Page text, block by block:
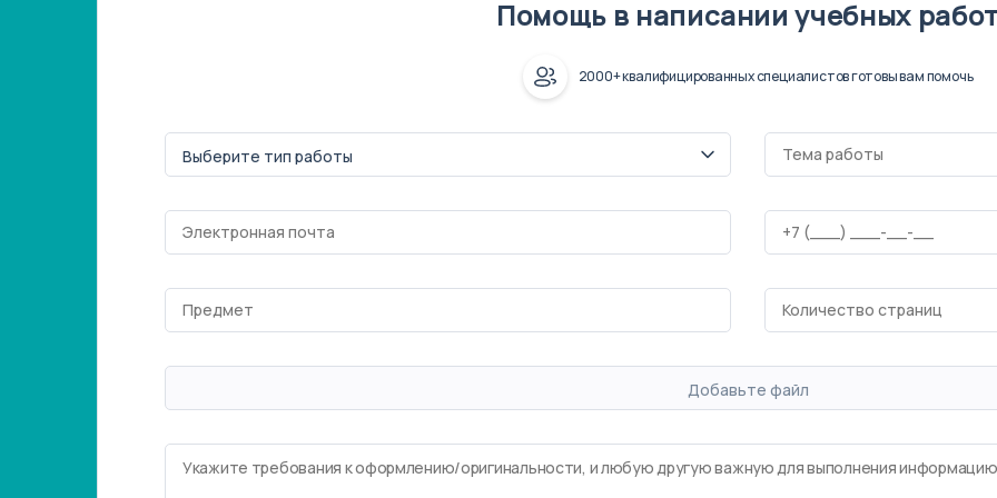
Помощь в написании учебных
2000+ квалифицированных специалистов готовы вам помочь
Добавьте файл